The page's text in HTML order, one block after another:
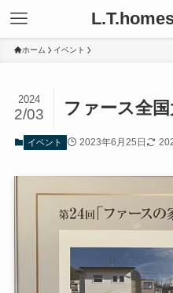
ホーム イベント
ファース全
2024
2/03
イベント 2023年6月25日